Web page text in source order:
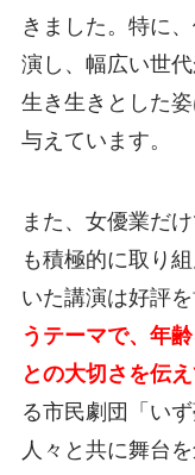
きました。特に
演し、幅広い世
生き生きとした
与えています。
また、女優業だ
も積極的に取り
いた講演は好評を
うテーマで、年
との大切さを伝
る市民劇団「い
人々と共に舞台